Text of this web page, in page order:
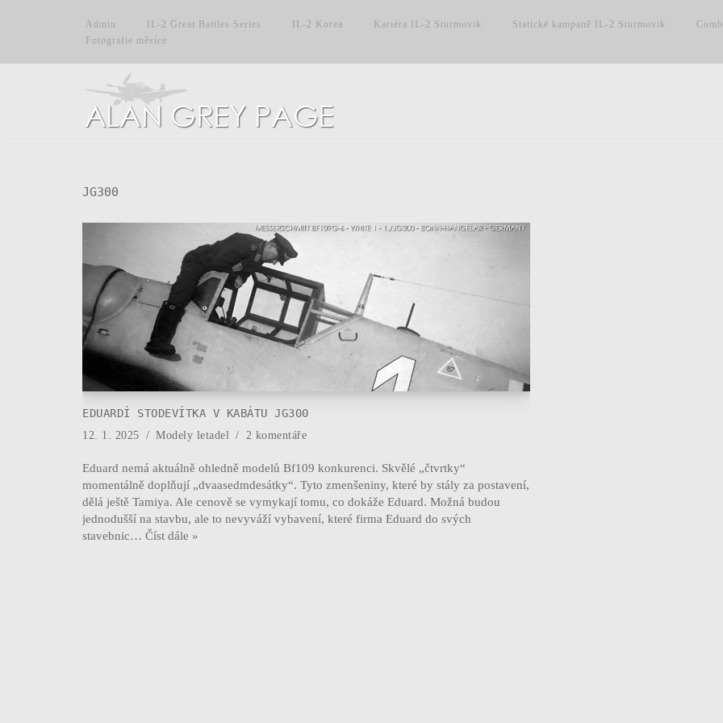
Admin IL-2 Great Battles Series IL-2 Korea Kariéra IL-2 Sturmovik Statické kampaně IL-2 Sturmovik
Fotografie měsíce
JG300
EDUARDÍ STODEVÍTKA V KABÁTU JG300
12. 1. 2025 Modely letadel 2 komentáře
Eduard nemá aktuálně ohledně modelů Bf109 konkurenci. Skvělé „čtvrtky“
momentálně doplňují „dvaasedmdesátky“. Tyto zmenšeniny, které by stály za postavení,
dělá ještě Tamiya. Ale cenově se vymykají tomu, co dokáže Eduard. Možná budou
jednodušší na stavbu, ale to nevyváží vybavení, které firma Eduard do svých
stavebnic… Číst dále »